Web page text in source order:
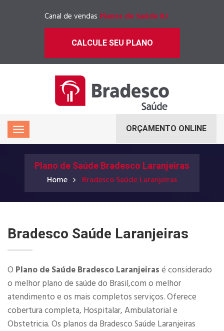
Canal de vendas Planos de Saúde RJ
CALCULE SEU PLANO
ORÇAMENTO ONLINE
Plano de Saúde Bradesco Laranjeiras
Home Bradesco Saúde Laranjeiras
Bradesco Saúde Laranjeiras
O Plano de Saúde Bradesco Laranjeiras é considerado
o melhor plano de saúde do Brasil,com o melhor
atendimento e os mais completos serviços. Oferece
cobertura completa, Hospitalar, Ambulatorial e
Obstetricia. Os planos da Bradesco Saúde Laranjeiras